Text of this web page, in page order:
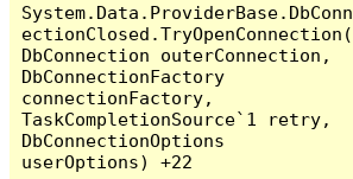
System.Data.ProviderBase.DbConn
ectionClosed.TryOpenConnection(
DbConnection outerConnection,
DbConnectionFactory
connectionFactory,
TaskCompletionSource`1 retry,
DbConnectionOptions
userOptions) +22